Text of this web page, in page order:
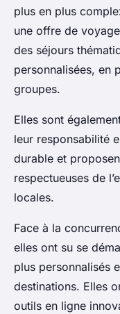
plus en plus
une offre de
des séjours
personnalisées, en
groupes.
Elles sont
leur responsabilité
durable et
respectueuses de
locales.
Face à la
elles ont su se
plus personnalisés
destinations. Elles
outils en ligne